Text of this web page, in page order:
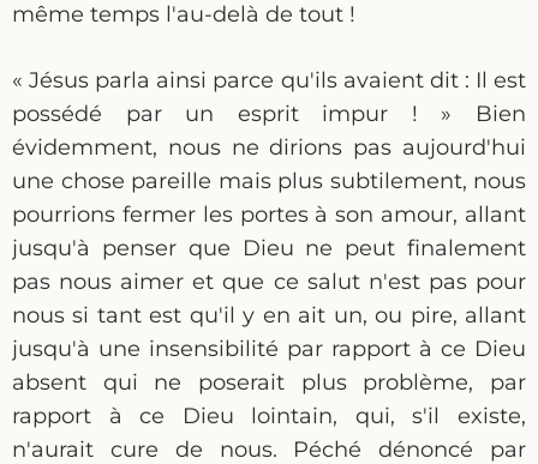
même temps l'au-delà de tout !
« Jésus parla ainsi parce qu'ils avaient dit : Il est
possédé par un esprit impur ! » Bien
évidemment, nous ne dirions pas aujourd'hui
une chose pareille mais plus subtilement, nous
pourrions fermer les portes à son amour, allant
jusqu'à penser que Dieu ne peut finalement
pas nous aimer et que ce salut n'est pas pour
nous si tant est qu'il y en ait un, ou pire, allant
jusqu'à une insensibilité par rapport à ce Dieu
absent qui ne poserait plus problème, par
rapport à ce Dieu lointain, qui, s'il existe,
n'aurait cure de nous. Péché dénoncé par